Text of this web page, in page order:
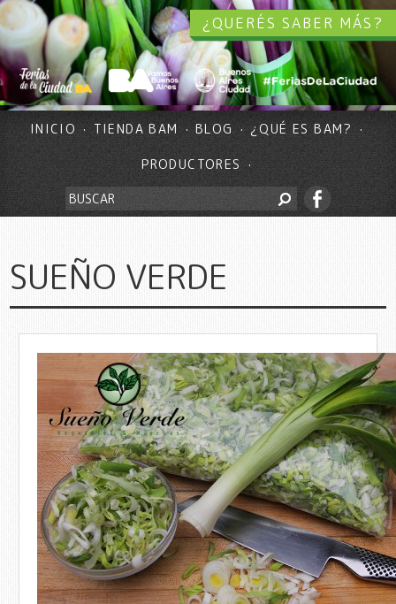
¿QUERÉS SABER MÁS?
INICIO TIENDA BAM BLOG ¿QUÉ ES BAM?
PRODUCTORES
SUEÑO VERDE